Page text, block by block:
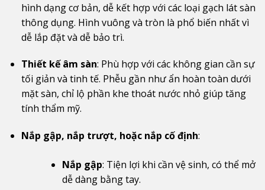
hình dạng cơ bản, dễ kết hợp với các loại gạch lát sàn
thông dụng. Hình vuông và tròn là phổ biến nhất vì
dễ lắp đặt và dễ bảo trì.
Thiết kế âm sàn: Phù hợp với các không gian cần sự
tối giản và tinh tế. Phễu gần như ẩn hoàn toàn dưới
mặt sàn, chỉ lộ phần khe thoát nước nhỏ giúp tăng
tính thẩm mỹ.
Nắp gập, nắp trượt, hoặc nắp cố định:
Nắp gập: Tiện lợi khi cần vệ sinh, có thể mở
dễ dàng bằng tay.